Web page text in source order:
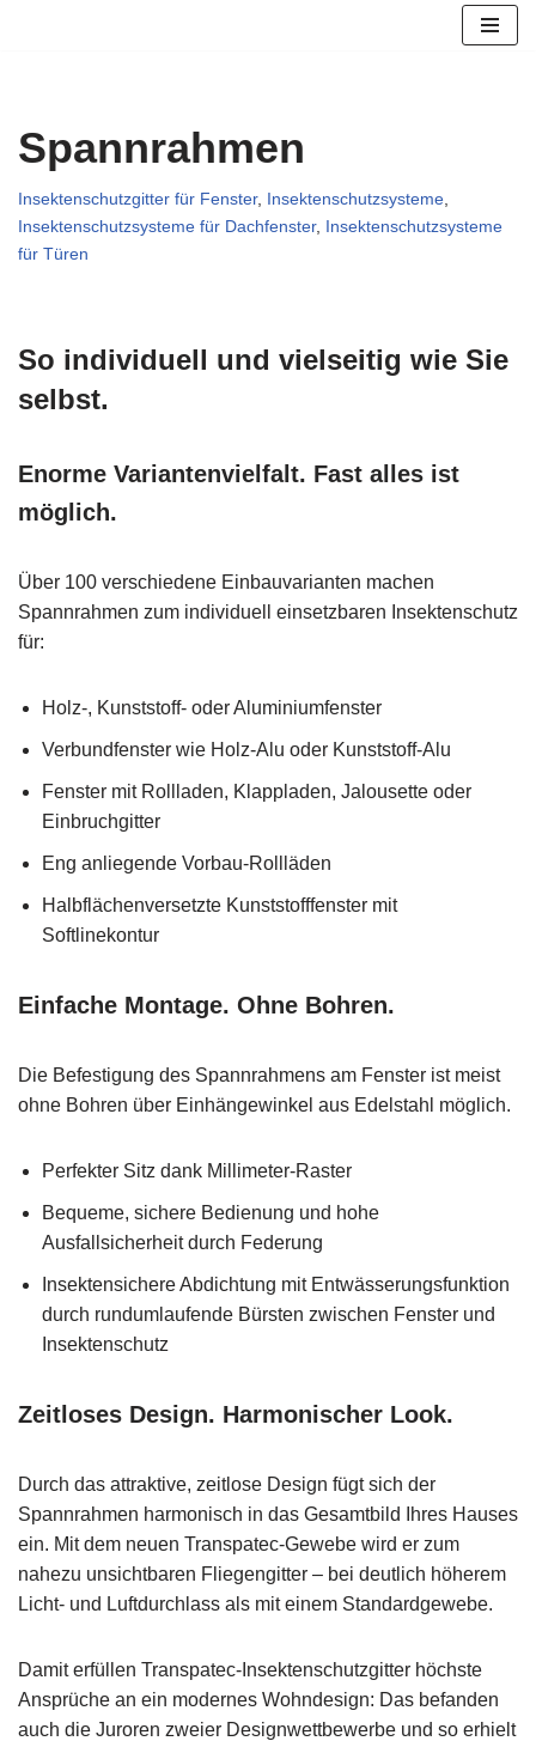
Spannrahmen
Insektenschutzgitter für Fenster, Insektenschutzsysteme
Insektenschutzsysteme für Dachfenster, Insektenschutzsysteme
für Türen
So individuell und vielseitig wie Sie
selbst.
Enorme Variantenvielfalt. Fast alles ist
möglich.
Über 100 verschiedene Einbauvarianten machen
Spannrahmen zum individuell einsetzbaren Insektenschutz
für:
Holz-, Kunststoff- oder Aluminiumfenster
Verbundfenster wie Holz-Alu oder Kunststoff-Alu
Fenster mit Rollladen, Klappladen, Jalousette oder
Einbruchgitter
Eng anliegende Vorbau-Rollläden
Halbflächenversetzte Kunststofffenster mit
Softlinekontur
Einfache Montage. Ohne Bohren.
Die Befestigung des Spannrahmens am Fenster ist meist
ohne Bohren über Einhängewinkel aus Edelstahl möglich.
Perfekter Sitz dank Millimeter-Raster
Bequeme, sichere Bedienung und hohe
Ausfallsicherheit durch Federung
Insektensichere Abdichtung mit Entwässerungsfunktion
durch rundumlaufende Bürsten zwischen Fenster und
Insektenschutz
Zeitloses Design. Harmonischer Look.
Durch das attraktive, zeitlose Design fügt sich der
Spannrahmen harmonisch in das Gesamtbild Ihres Hauses
ein. Mit dem neuen Transpatec-Gewebe wird er zum
nahezu unsichtbaren Fliegengitter – bei deutlich höherem
Licht- und Luftdurchlass als mit einem Standardgewebe.
Damit erfüllen Transpatec-Insektenschutzgitter höchste
Ansprüche an ein modernes Wohndesign: Das befanden
auch die Juroren zweier Designwettbewerbe und so erhielt